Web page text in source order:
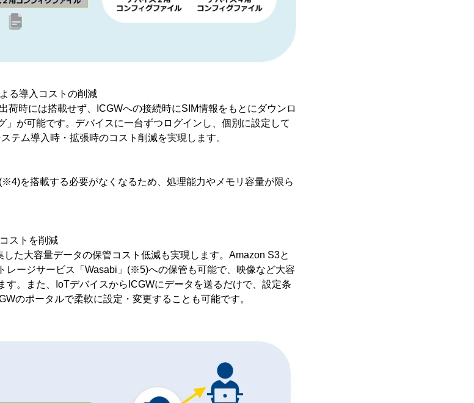
る導入コストの削減
荷時には搭載せず、ICGWへの接続時にSIM情報をもとにダウンロ
」が可能です。デバイスに一台ずつログインし、個別に設定して
テム導入時・拡張時のコスト削減を実現します。
を搭載する必要がなくなるため、処理能力やメモリ容量が限ら
ストを削減
た大容量データの保管コスト低減も実現します。Amazon S3と
レージサービス「Wasabi」(※5)への保管も可能で、映像など大容
す。また、IoTデバイスからICGWにデータを送るだけで、設定条
のポータルで柔軟に設定・変更することも可能です。